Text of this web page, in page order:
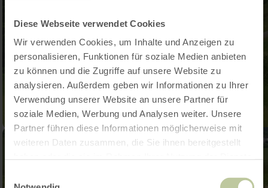
Diese Webseite verwendet Cookies
Wir verwenden Cookies, um Inhalte und Anzeigen zu
personalisieren, Funktionen für soziale Medien anbieten
zu können und die Zugriffe auf unsere Website zu
analysieren. Außerdem geben wir Informationen zu Ihrer
Verwendung unserer Website an unsere Partner für
soziale Medien, Werbung und Analysen weiter. Unsere
Partner führen diese Informationen möglicherweise mit
weiteren Daten zusammen, die Sie ihnen bereitgestellt